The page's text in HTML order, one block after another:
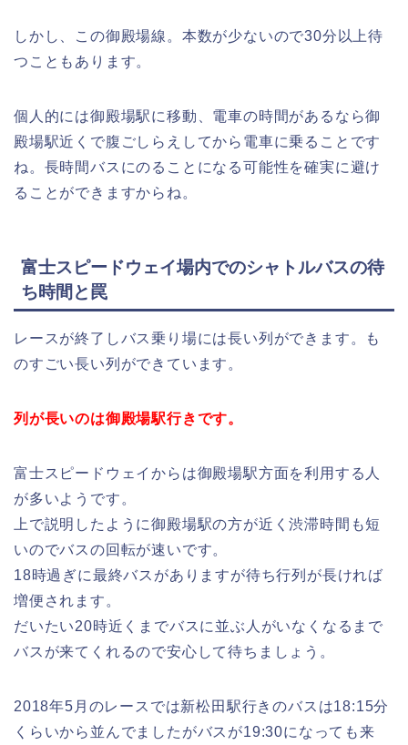
しかし、この御殿場線。本数が少ないので30分以上待
つこともあります。
個人的には御殿場駅に移動、電車の時間があるなら御
殿場駅近くで腹ごしらえしてから電車に乗ることです
ね。長時間バスにのることになる可能性を確実に避け
ることができますからね。
富士スピードウェイ場内でのシャトルバスの待
ち時間と罠
レースが終了しバス乗り場には長い列ができます。も
のすごい長い列ができています。
列が長いのは御殿場駅行きです。
富士スピードウェイからは御殿場駅方面を利用する人
が多いようです。
上で説明したように御殿場駅の方が近く渋滞時間も短
いのでバスの回転が速いです。
18時過ぎに最終バスがありますが待ち行列が長ければ
増便されます。
だいたい20時近くまでバスに並ぶ人がいなくなるまで
バスが来てくれるので安心して待ちましょう。
2018年5月のレースでは新松田駅行きのバスは18:15分
くらいから並んでましたがバスが19:30になっても来